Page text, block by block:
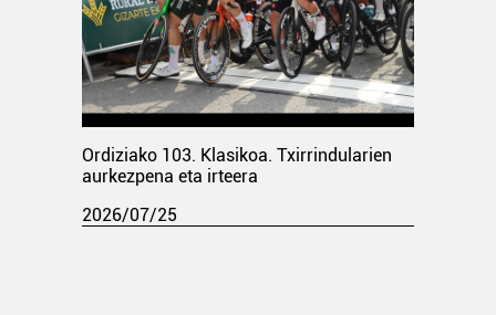
Ordiziako 103. Klasikoa. Txirrindularien
aurkezpena eta irteera
2026/07/25